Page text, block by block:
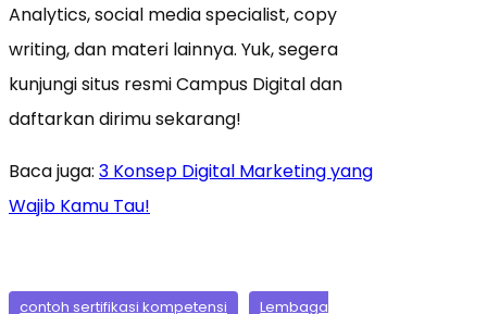
Analytics, social media specialist, copy
writing, dan materi lainnya. Yuk, segera
kunjungi situs resmi Campus Digital dan
daftarkan dirimu sekarang!
Baca juga: 3 Konsep Digital Marketing yang
Wajib Kamu Tau!
contoh sertifikasi kompetensi Lembaga